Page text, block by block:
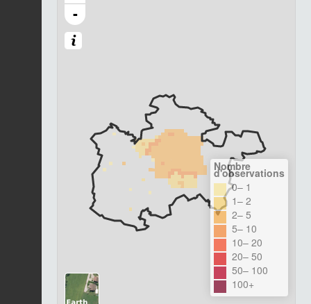
-
Nombre
d'observations
0– 1
1– 2
2– 5
5– 10
10– 20
20– 50
50– 100
100+